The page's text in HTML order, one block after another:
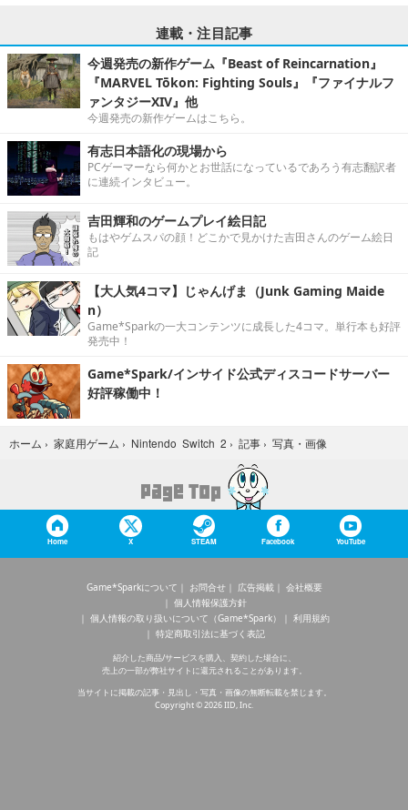
連載・注目記事
今週発売の新作ゲーム『Beast of Reincarnation』
『MARVEL Tōkon: Fighting Souls』『ファイナルフ
ァンタジーXIV』他
今週発売の新作ゲームはこちら。
有志日本語化の現場から
PCゲーマーなら何かとお世話になっているであろう有志翻訳者
に連続インタビュー。
吉田輝和のゲームプレイ絵日記
もはやゲムスパの顔！どこかで見かけた吉田さんのゲーム絵日
記
【大人気4コマ】じゃんげま（Junk Gaming Maide
n）
Game*Sparkの一大コンテンツに成長した4コマ。単行本も好評
発売中！
Game*Spark/インサイド公式ディスコードサーバー
好評稼働中！
ホーム › 家庭用ゲーム › Nintendo Switch 2 › 記事 › 写真・画像
Home X STEAM Facebook YouTube
Game*Sparkについて お問合せ 広告掲載
会社概要
個人情報保護方針
個人情報の取り扱いについて（Game*Spark）
利用規約
特定商取引法に基づく表記
紹介した商品/サービスを購入、契約した場合に、
売上の一部が弊社サイトに還元されることがあります。
当サイトに掲載の記事・見出し・写真・画像の無断転載を禁じます。
Copyright © 2026 IID, Inc.